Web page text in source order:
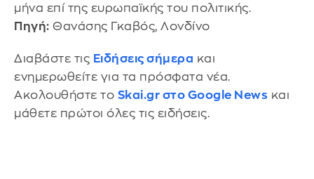
μήνα επί της ευρωπαϊκής του πολιτικής.
Πηγή: Θανάσης Γκαβός, Λονδίνο
Διαβάστε τις Ειδήσεις σήμερα και
ενημερωθείτε για τα πρόσφατα νέα.
Ακολουθήστε το Skai.gr στο Google News και
μάθετε πρώτοι όλες τις ειδήσεις.